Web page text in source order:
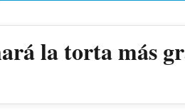
la torta más